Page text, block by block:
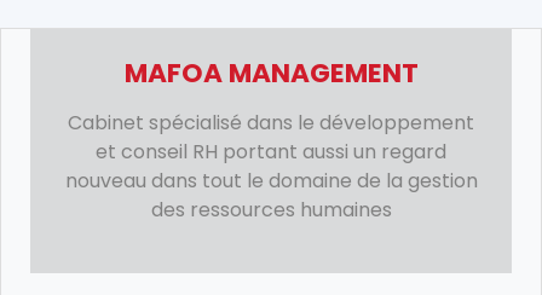
MAFOA MANAGEMENT
Cabinet spécialisé dans le développement
et conseil RH portant aussi un regard
nouveau dans tout le domaine de la gestion
des ressources humaines